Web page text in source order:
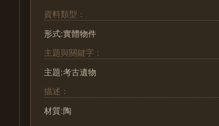
資料類型：
形式:實體物件
主題與關鍵字：
主題:考古遺物
描述：
材質:陶